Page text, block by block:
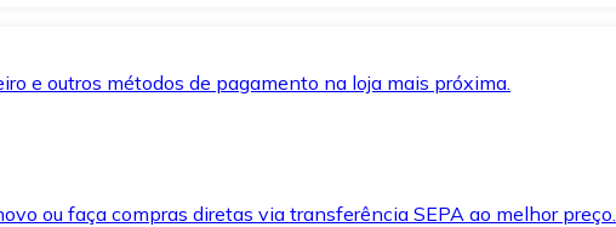
e outros métodos de pagamento na loja mais próxima.
ou faça compras diretas via transferência SEPA ao melhor preço.